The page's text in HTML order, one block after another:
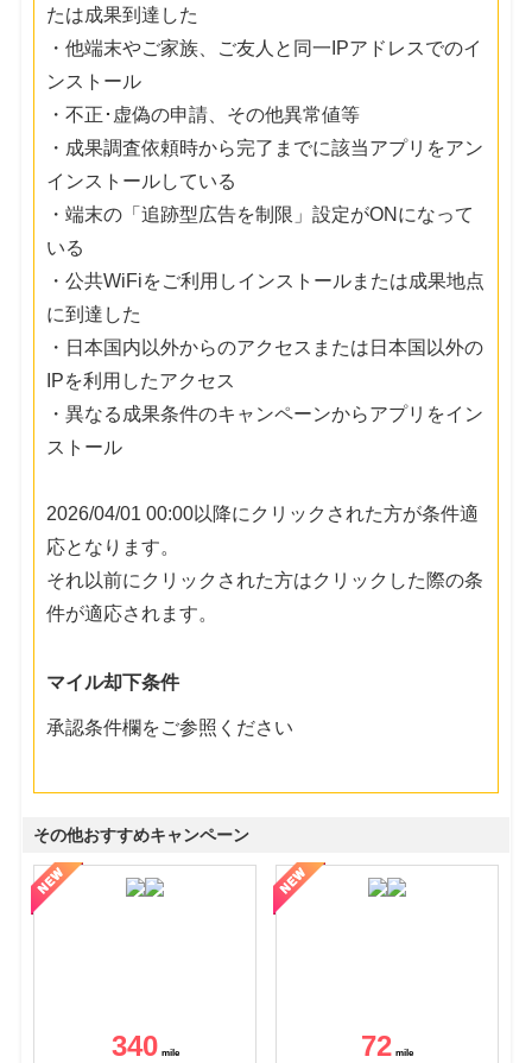
たは成果到達した
・他端末やご家族、ご友人と同一IPアドレスでのイ
ンストール
・不正･虚偽の申請、その他異常値等
・成果調査依頼時から完了までに該当アプリをアン
インストールしている
・端末の「追跡型広告を制限」設定がONになって
いる
・公共WiFiをご利用しインストールまたは成果地点
に到達した
・日本国内以外からのアクセスまたは日本国以外の
IPを利用したアクセス
・異なる成果条件のキャンペーンからアプリをイン
ストール
2026/04/01 00:00以降にクリックされた方が条件適
応となります。
それ以前にクリックされた方はクリックした際の条
件が適応されます。
マイル却下条件
承認条件欄をご参照ください
その他おすすめキャンペーン
340 72